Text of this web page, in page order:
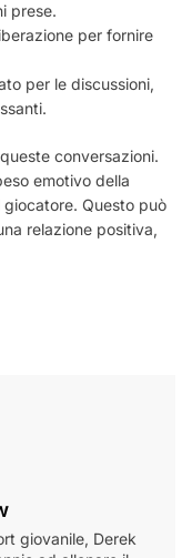
prese.
per fornire
per le discussioni,
conversazioni.
emotivo della
Questo può
relazione positiva,
giovanile, Derek